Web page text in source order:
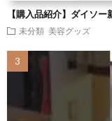
【購入品紹介】ダイソ
未分類 美容グッズ